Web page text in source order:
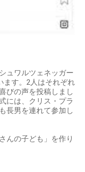
ュワルツェネッガー
ます。2人はそれぞれ
びの声を投稿しまし
には、クリス・プラ
長男を連れて参加し
んの子ども」を作り